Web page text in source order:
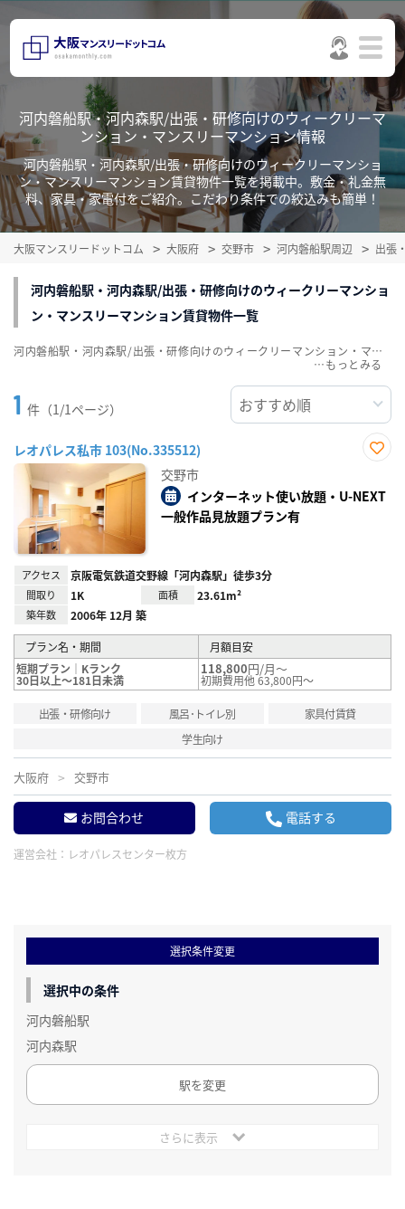
河内磐船駅・河内森駅/出張・研修向けのウィークリーマ
ンション・マンスリーマンション情報
河内磐船駅・河内森駅/出張・研修向けのウィークリーマンショ
ン・マンスリーマンション賃貸物件一覧を掲載中。敷金・礼金無
料、家具・家電付をご紹介。こだわり条件での絞込みも簡単！
大阪マンスリードットコム 大阪府 交野市 河内磐船駅周辺 出張
河内磐船駅・河内森駅/出張・研修向けのウィークリーマンショ
ン・マンスリーマンション賃貸物件一覧
1 件（1/1ページ）
レオパレス私市 103(No.335512)
り登
録
交野市
インターネット使い放題・U-NEXT
一般作品見放題プラン有
アクセス 京阪電気鉄道交野線「河内森駅」徒歩3分
間取り 1K 面積 23.61m²
築年数 2006年 12月 築
プラン名・期間
月額目安
短期プラン｜Kランク
30日以上～181日未満
118,800円/月～
初期費用他 63,800円～
出張・研修向け 風呂･トイレ別
家具付賃貸
学生向け
大阪府 交野市
お問合わせ 電話する
運営会社： レオパレスセンター枚方
河内磐船駅・河内森駅/出張・研修向けのウィークリーマンション・マンスリーマンション賃貸物件一覧を掲載中。敷金・礼金無料、家具・家電付をご紹介。こだわり条件での絞込みも簡単！
…
選択条件変更
選択中の条件
河内磐船駅
河内森駅
駅を変更
さらに表示